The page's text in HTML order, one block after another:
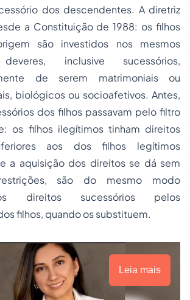
dos descendentes. A diretriz
a Constituição de 1988: os filhos
são investidos nos mesmos
inclusive sucessórios,
de serem matrimoniais ou
biológicos ou socioafetivos. Antes,
dos filhos passavam pelo filtro
os filhos ilegítimos tinham direitos
aos dos filhos legítimos
a aquisição dos direitos se dá sem
são do mesmo modo
direitos sucessórios pelos
filhos, quando os substituem.
Leia mais